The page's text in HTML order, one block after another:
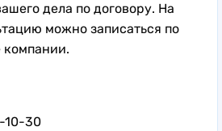
дела по договору. На
можно записаться по
компании.
10-30